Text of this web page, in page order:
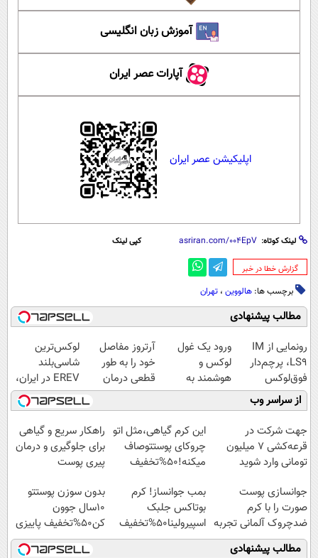
آموزش زبان انگلیسی
آپارات عصر ایران
اپلیکیشن عصر ایران
لینک کوتاه: کپی لینک
‌گزارش خطا در خبر
برچسب ها: هالووین ، تهران
مطالب پیشنهادی
رونمایی از IM
LS9، پرچم‌دار
فوق‌لوکس
EREV وارد بازار
ایران شد
ورود یک غول
لوکس و
هوشمند به
ایران، IM LS9
رسماً رونمایی
آرتروز مفاصل
خود را به طور
قطعی درمان
کنید!
◗پرسش‌نامه◖
لوکس‌ترین
شاسی‌بلند
EREV در ایران،
توسط نیکا موتور
رونمایی شد!
از سراسر وب
جهت شرکت در
قرعه‌کشی ۷ میلیون
تومانی وارد شوید
این کرم گیاهی،مثل اتو
چروکای پوستتوصاف
میکنه!50%تخفیف
راهکار سریع و گیاهی
برای جلوگیری و درمان
پیری پوست
جوانسازی پوست
صورت را با کرم
ضدچروک آلمانی تجربه
کنید!
بمب جوانساز! کرم
بوتاکس جلبک
اسپیرولینا50%تخفیف
بدون سوزن پوستتو
10سال جوون
کن50%تخفیف پاییزی
مطالب پیشنهادی